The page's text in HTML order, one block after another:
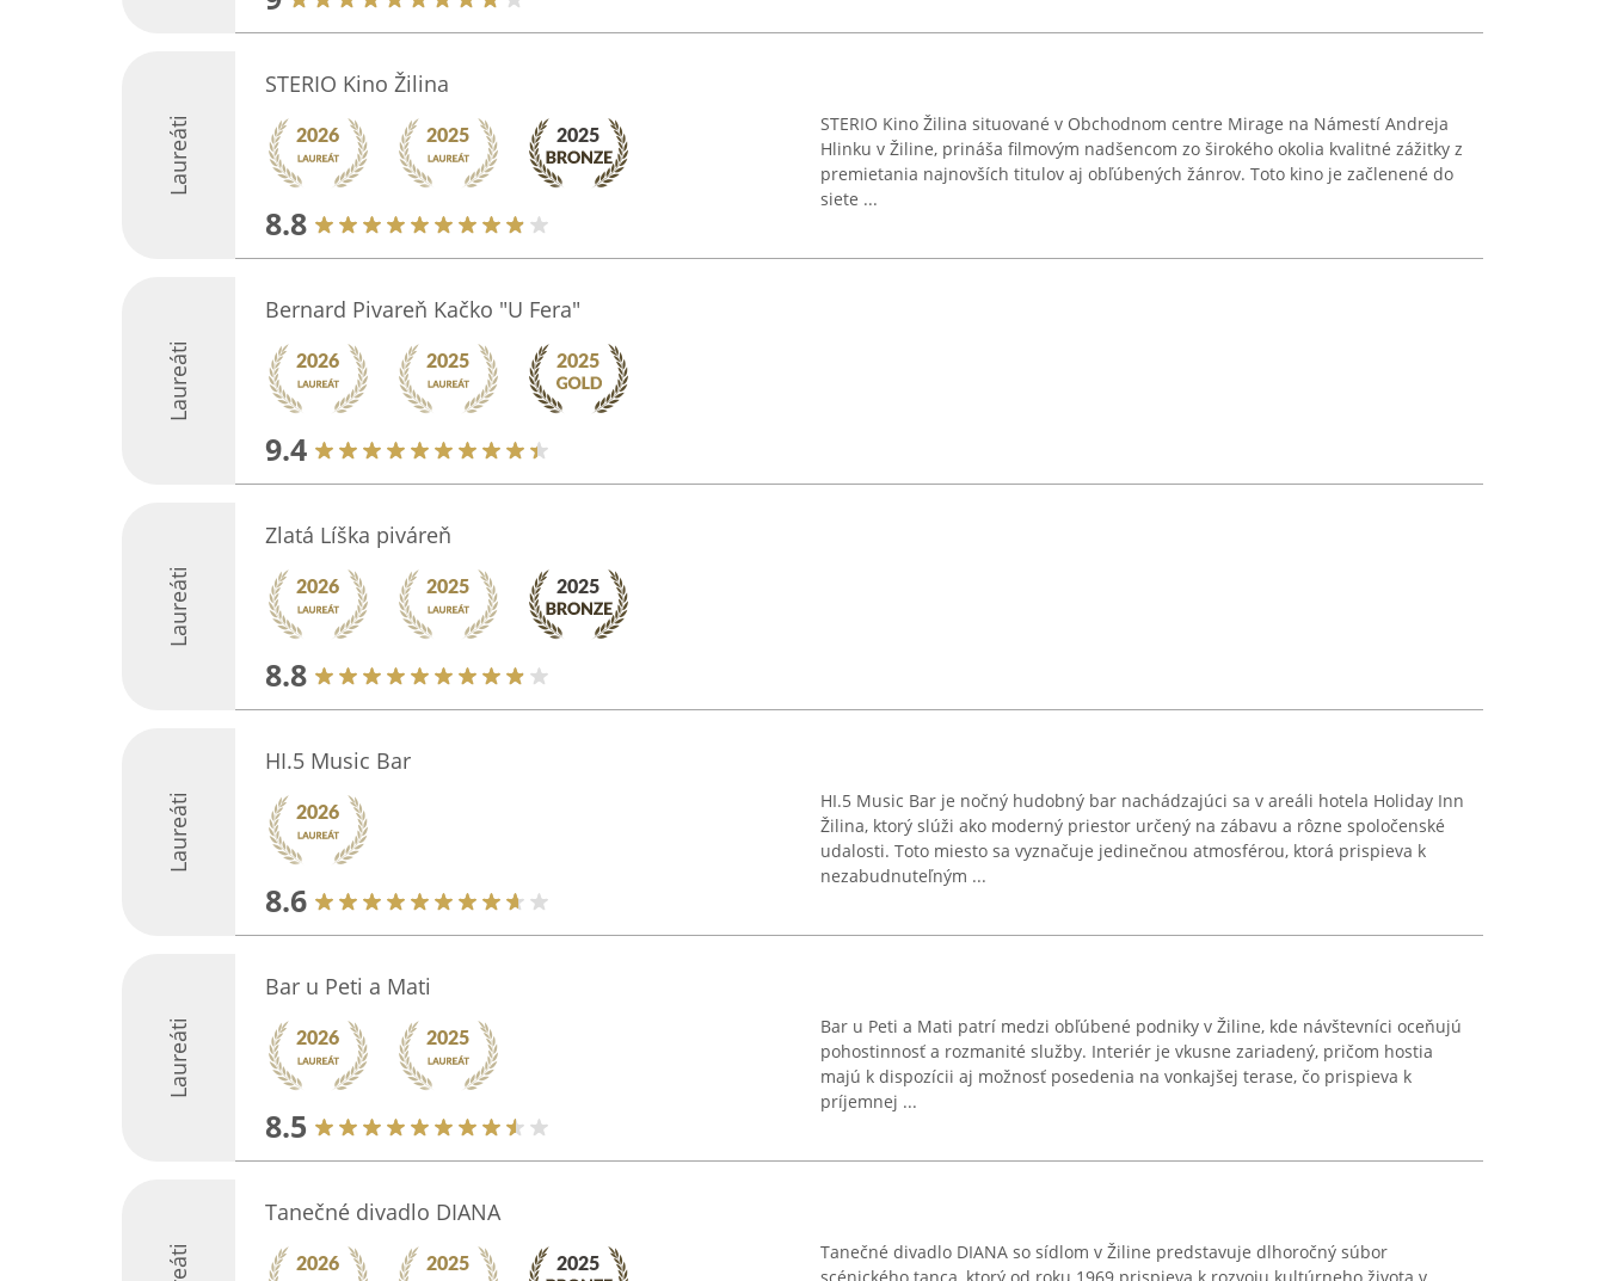
Laureáti
STERIO Kino Žilina
8.8
STERIO Kino Žilina situované v Obchodnom centre Mirage na Námestí Andreja
Hlinku v Žiline, prináša filmovým nadšencom zo širokého okolia kvalitné zážitky z
premietania najnovších titulov aj obľúbených žánrov. Toto kino je začlenené do
siete ...
Laureáti
Bernard Pivareň Kačko "U Fera"
9.4
Laureáti
Zlatá Líška piváreň
8.8
Laureáti
HI.5 Music Bar
8.6
HI.5 Music Bar je nočný hudobný bar nachádzajúci sa v areáli hotela Holiday Inn
Žilina, ktorý slúži ako moderný priestor určený na zábavu a rôzne spoločenské
udalosti. Toto miesto sa vyznačuje jedinečnou atmosférou, ktorá prispieva k
nezabudnuteľným ...
Laureáti
Bar u Peti a Mati
8.5
Bar u Peti a Mati patrí medzi obľúbené podniky v Žiline, kde návštevníci oceňujú
pohostinnosť a rozmanité služby. Interiér je vkusne zariadený, pričom hostia
majú k dispozícii aj možnosť posedenia na vonkajšej terase, čo prispieva k
príjemnej ...
Tanečné divadlo DIANA
Tanečné divadlo DIANA so sídlom v Žiline predstavuje dlhoročný súbor